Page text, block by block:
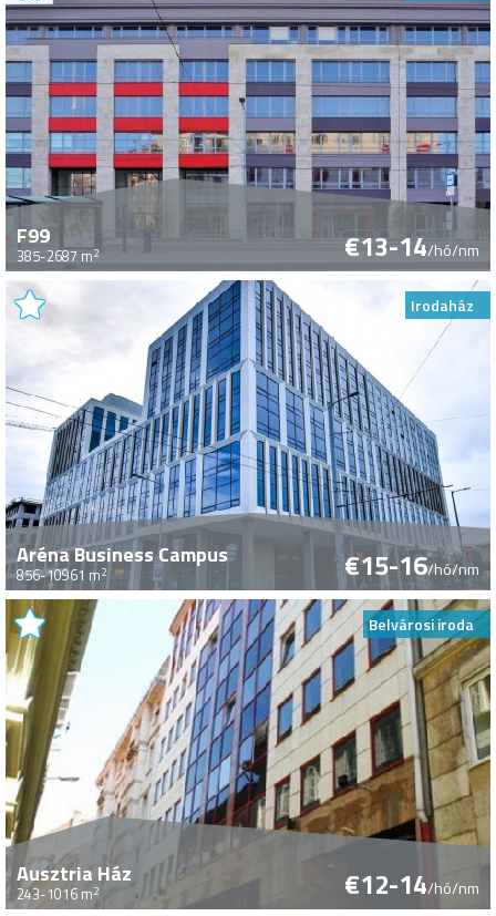
F99
385-2687 m2 €13-14/hó/nm
Irodaház
Aréna Business Campus
856-10961 m2 €15-16/hó/nm
Belvárosi iroda
Ausztria Ház
243-1016 m2 €12-14/hó/nm